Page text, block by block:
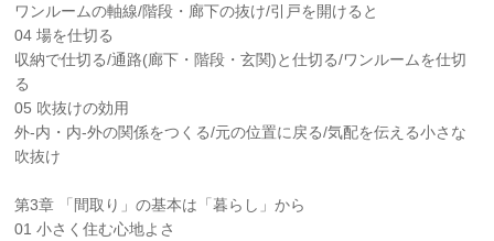
ワンルームの軸線/階段・廊下の抜け/引戸を開けると
04 場を仕切る
収納で仕切る/通路(廊下・階段・玄関)と仕切る/ワンルームを仕切
る
05 吹抜けの効用
外-内・内-外の関係をつくる/元の位置に戻る/気配を伝える小さな
吹抜け
第3章 「間取り」の基本は「暮らし」から
01 小さく住む心地よさ